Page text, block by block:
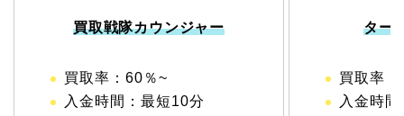
買取戦隊カウンジャー
買取率：60％~
入金時間：最短10分
ター
買取率
入金時